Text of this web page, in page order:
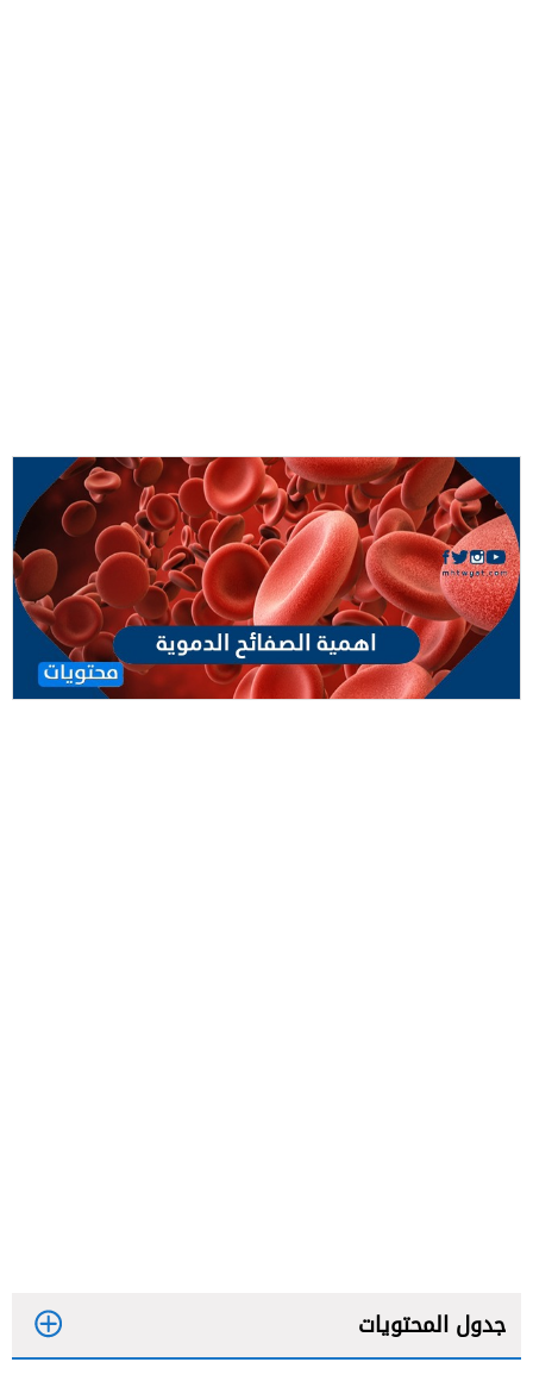
جدول المحتويات